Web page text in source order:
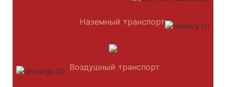
Наземный транспорт
Воздушный транспорт